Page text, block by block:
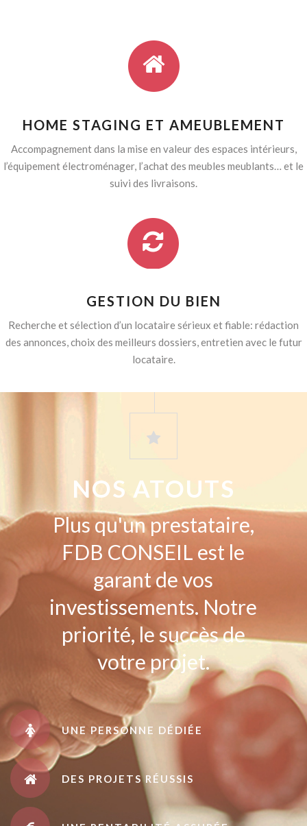
HOME STAGING ET AMEUBLEMENT
Accompagnement dans la mise en valeur des espaces intérieurs,
l’équipement électroménager, l’achat des meubles meublants… et le
suivi des livraisons.
GESTION DU BIEN
Recherche et sélection d’un locataire sérieux et fiable: rédaction
des annonces, choix des meilleurs dossiers, entretien avec le futur
locataire.
NOS ATOUTS
Plus qu'un prestataire,
FDB CONSEIL est le
garant de vos
investissements. Notre
priorité, le succès de
votre projet.
UNE PERSONNE DÉDIÉE
DES PROJETS RÉUSSIS